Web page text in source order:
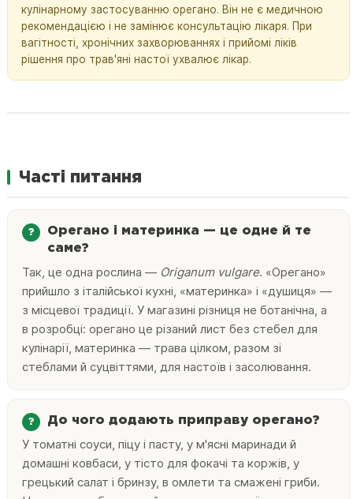
кулінарному застосуванню орегано. Він не є медичною
рекомендацією і не замінює консультацію лікаря. При
вагітності, хронічних захворюваннях і прийомі ліків
рішення про трав'яні настої ухвалює лікар.
Часті питання
Орегано і материнка — це одне й те
саме?
Так, це одна рослина — Origanum vulgare. «Орегано»
прийшло з італійської кухні, «материнка» і «душиця» —
з місцевої традиції. У магазині різниця не ботанічна, а
в розробці: орегано це різаний лист без стебел для
кулінарії, материнка — трава цілком, разом зі
стеблами й суцвіттями, для настоїв і засолювання.
До чого додають приправу орегано?
У томатні соуси, піцу і пасту, у м'ясні маринади й
домашні ковбаси, у тісто для фокачі та коржів, у
грецький салат і бринзу, в омлети та смажені гриби.